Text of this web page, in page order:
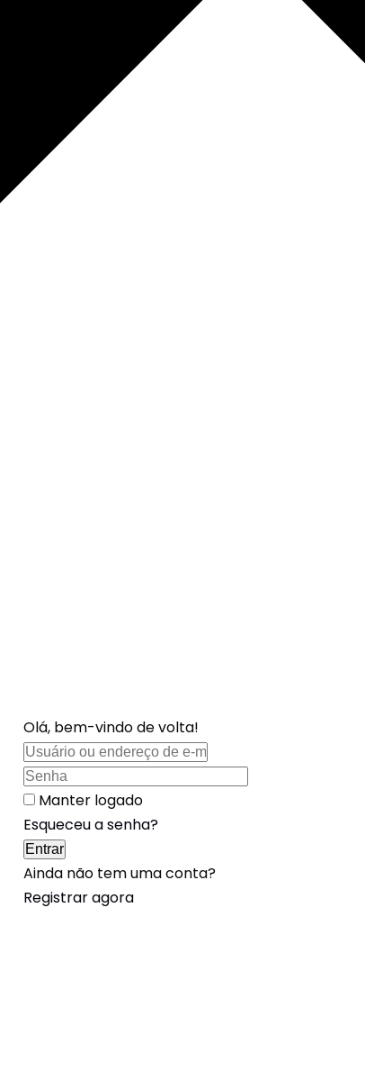
Olá, bem-vindo de volta!
Manter logado
Esqueceu a senha?
Entrar
Ainda não tem uma conta?
Registrar agora